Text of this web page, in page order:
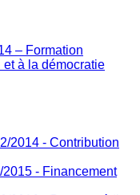
– Formation
et à la démocratie
2014 - Contribution
- Financement